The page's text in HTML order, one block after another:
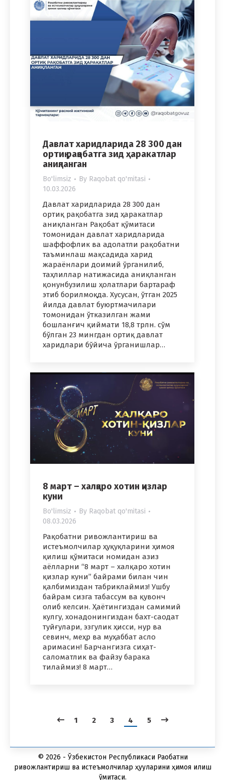
Давлат харидларида 28 300 дан
ортиқ рақобатга зид ҳаракатлар
аниқланган
Bo'limsiz By Raqobat qo'mitasi
10.03.2026
Давлат харидларида 28 300 дан
ортиқ рақобатга зид ҳаракатлар
аниқланган Рақобат қўмитаси
томонидан давлат харидларида
шаффофлик ва адолатли рақобатни
таъминлаш мақсадида харид
жараёнлари доимий ўрганилиб,
таҳлиллар натижасида аниқланган
қонунбузилиш ҳолатлари бартараф
этиб борилмоқда. Хусусан, ўтган 2025
йилда давлат буюртмачилари
томонидан ўтказилган жами
бошланғич қиймати 18,8 трлн. сўм
бўлган 23 мингдан ортиқ давлат
харидлари бўйича ўрганишлар…
8 март – халқаро хотин қизлар
куни
Bo'limsiz By Raqobat qo'mitasi
08.03.2026
Рақобатни ривожлантириш ва
истеъмолчилар ҳуқуқларини ҳимоя
қилиш қўмитаси номидан азиз
аёлларни “8 март – халқаро хотин
қизлар куни” байрами билан чин
қалбимиздан табриклаймиз! Ушбу
байрам сизга табассум ва қувонч
олиб келсин. Ҳаётингиздан самимий
кулгу, хонадонингиздан бахт-саодат
туйғулари, эзгулик ҳисси, нур ва
севинч, меҳр ва муҳаббат асло
аримасин! Барчангизга сиҳат-
саломатлик ва файзу барака
тилаймиз! 8 март…
1 2 3 4 5
© 2026 - Ўзбекистон Республикаси Рақобатни
ривожлантириш ва истеъмолчилар ҳуқуқларини ҳимоя қилиш
қўмитаси.